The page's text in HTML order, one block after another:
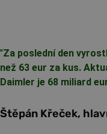
"Za poslední den
než 63 eur za kus.
Daimler je 68 miliard
Štěpán Křeček,